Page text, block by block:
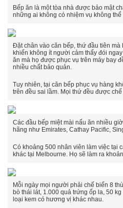
Bếp ăn là một tòa nhà được bảo mật
những ai không có nhiệm vụ không
Đặt chân vào căn bếp, thứ đầu tiên
khiến không ít người cảm thấy đói
ăn mà họ được phục vụ trên máy bay
nhiều chất bảo quản.
Tuy nhiên, tại căn bếp phục vụ hàng
trên đều sai lầm. Mọi thứ đều được
Các đầu bếp miệt mài nấu ăn nhiều
hãng như Emirates, Cathay Pacific,
Có khoảng 500 nhân viên làm việc tại
khác tại Melbourne. Họ sẽ làm ra
Mỗi ngày mọi người phải chế biến 8
bò thái lát, 1.000 quả trứng ốp la, 50
loại kem có hương vị khác nhau.